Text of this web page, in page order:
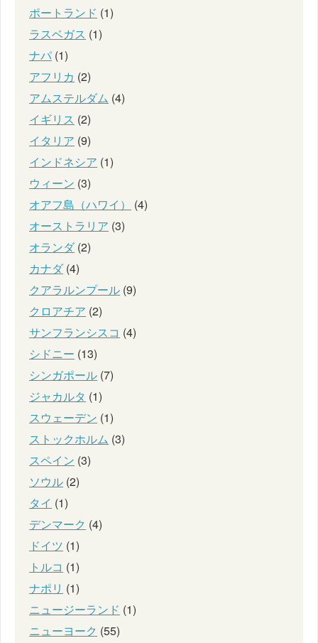
ポートランド (1)
ラスベガス (1)
ナパ (1)
アフリカ (2)
アムステルダム (4)
イギリス (2)
イタリア (9)
インドネシア (1)
ウィーン (3)
オアフ島（ハワイ）
(4)
オーストラリア (3)
オランダ(2)
カナダ(4)
クアラルンプール (9)
クロアチア (2)
サンフランシスコ (4)
シドニー (13)
シンガポール (7)
ジャカルタ (1)
スウェーデン (1)
ストックホルム (3)
スペイン (3)
ソウル (2)
タイ (1)
デンマーク (4)
ドイツ (1)
トルコ (1)
ナポリ (1)
ニュージーランド (1)
ニューヨーク (55)